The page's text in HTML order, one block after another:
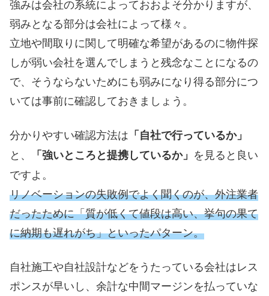
強みは会社の系統によっておおよそ分かりますが、
弱みとなる部分は会社によって様々。
立地や間取りに関して明確な希望があるのに物件探
しが弱い会社を選んでしまうと残念なことになるの
で、そうならないためにも弱みになり得る部分につ
いては事前に確認しておきましょう。
分かりやすい確認方法は 「自社で行っているか」
と、
「強いところと提携しているか」 を見ると良い
ですよ。
リノベーションの失敗例でよく聞くのが、外注業者
だったために「質が低くて値段は高い、挙句の果て
に納期も遅れがち」といったパターン。
自社施工や自社設計などをうたっている会社はレス
ポンスが早いし、余計な中間マージンを払っていな